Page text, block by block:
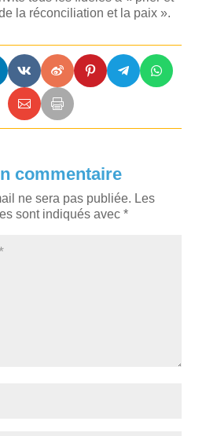
la réconciliation et la paix ».
commentaire
ne sera pas publiée. Les
sont indiqués avec *